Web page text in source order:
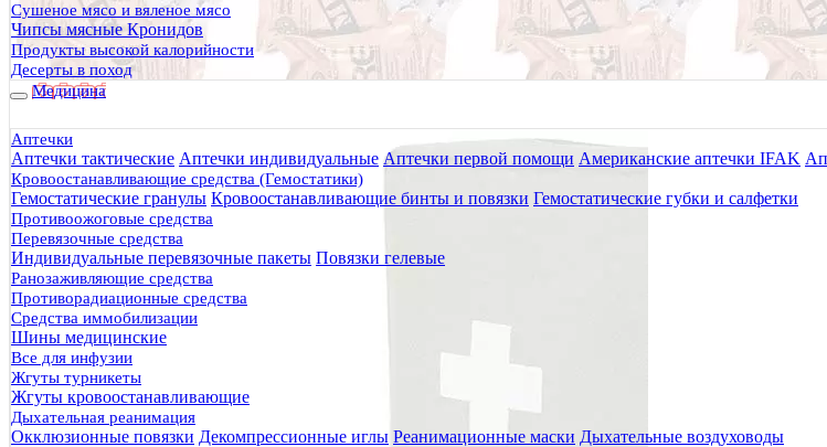
Сушеное мясо и вяленое мясо
Чипсы мясные Кронидов
Продукты высокой калорийности
Десерты в поход
Медицина
Аптечки
Аптечки тактические Аптечки индивидуальные Аптечки первой помощи Американские аптечки IFAK
Кровоостанавливающие средства (Гемостатики)
Гемостатические гранулы Кровоостанавливающие бинты и повязки Гемостатические губки и салфетки
Противоожоговые средства
Перевязочные средства
Индивидуальные перевязочные пакеты Повязки гелевые
Ранозаживляющие средства
Противорадиационные средства
Средства иммобилизации
Шины медицинские
Все для инфузии
Жгуты турникеты
Жгуты кровоостанавливающие
Дыхательная реанимация
Окклюзионные повязки Декомпрессионные иглы Реанимационные маски Дыхательные воздуховоды